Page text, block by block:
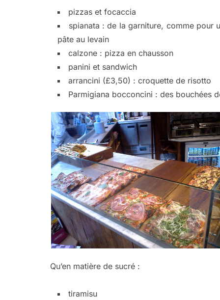
pizzas et focaccia
spianata : de la garniture, comme pour
pâte au levain
calzone : pizza en chausson
panini et sandwich
arrancini (£3,50) : croquette de risotto
Parmigiana bocconcini : des bouchées
Qu’en matière de sucré :
tiramisu